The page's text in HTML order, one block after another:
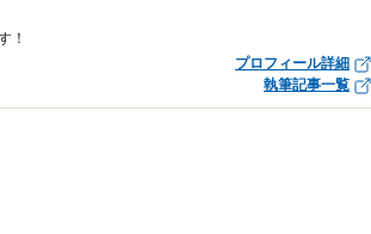
！
プロフィール詳細
執筆記事一覧